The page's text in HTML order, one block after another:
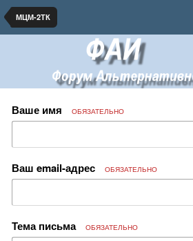
МЦМ-2ТК
Ваше имя ОБЯЗАТЕЛЬНО
Ваш email-адрес ОБЯЗАТЕЛЬНО
Тема письма ОБЯЗАТЕЛЬНО